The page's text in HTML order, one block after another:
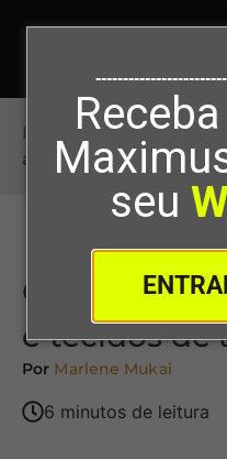
seu
Início > O guia
alfaiataria
O guia
e tecidos de
Por Marlene Mukai